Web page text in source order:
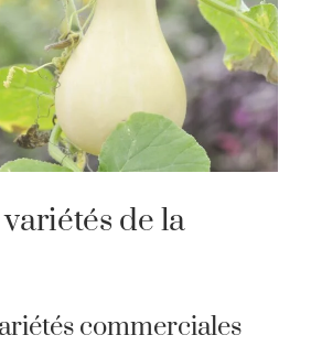
de la
commerciales